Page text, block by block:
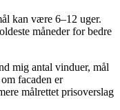
kan være 6–12 uger.
måneder for bedre
mig antal vinduer, mål
facaden er
målrettet prisoverslag